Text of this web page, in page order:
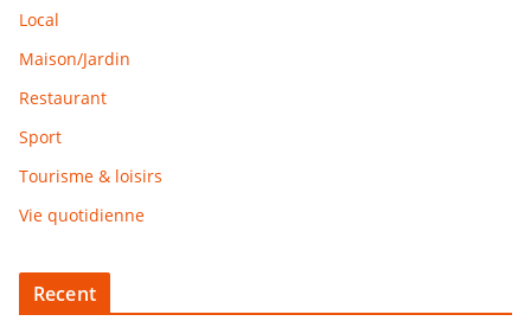
Local
Maison/Jardin
Restaurant
Sport
Tourisme & loisirs
Vie quotidienne
Recent